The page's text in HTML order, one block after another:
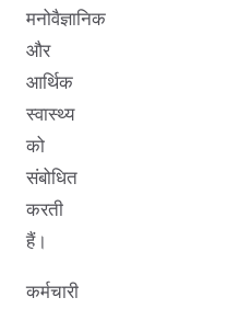
मनोवैज्ञानिक
और
आर्थिक
स्वास्थ्य
को
संबोधित
करती
हैं।
कर्मचारी